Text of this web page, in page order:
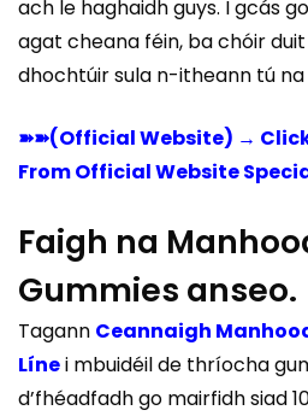
ach le haghaidh guys. I gcás
agat cheana féin, ba chóir
dhochtúir sula n-itheann tú na
➽➽(Official Website) → Click
From Official Website
Faigh na
Gummies anseo.
Tagann Ceannaigh
Línei mbuidéil de thríocha
d’fhéadfadh go mairfidh siad